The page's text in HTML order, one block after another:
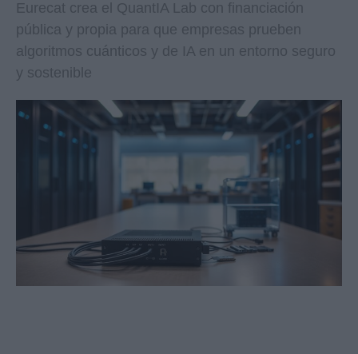
Eurecat crea el QuantIA Lab con financiación
pública y propia para que empresas prueben
algoritmos cuánticos y de IA en un entorno seguro
y sostenible